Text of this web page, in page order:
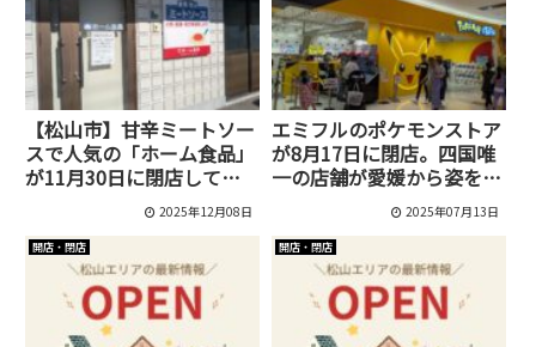
【松山市】甘辛ミートソー
スで人気の「ホーム食品」
が11月30日に閉店して
2025年12月08日
エミフルのポケモンストア
が8月17日に閉店。四国唯
一の店舗が愛媛から姿を消
2025年07月13日
開店・閉店 開店・閉店